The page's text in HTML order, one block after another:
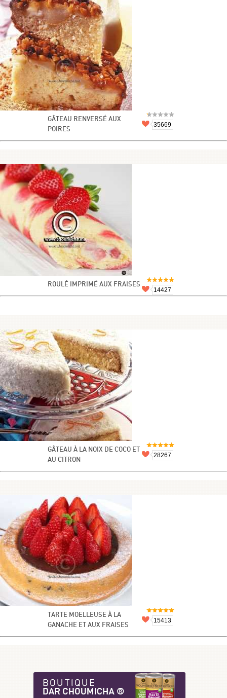
GÂTEAU RENVERSÉ AUX
POIRES
35669
ROULÉ IMPRIMÉ AUX FRAISES
14427
GÂTEAU À LA NOIX DE COCO ET
AU CITRON
28267
TARTE MOELLEUSE À LA
GANACHE ET AUX FRAISES
15413